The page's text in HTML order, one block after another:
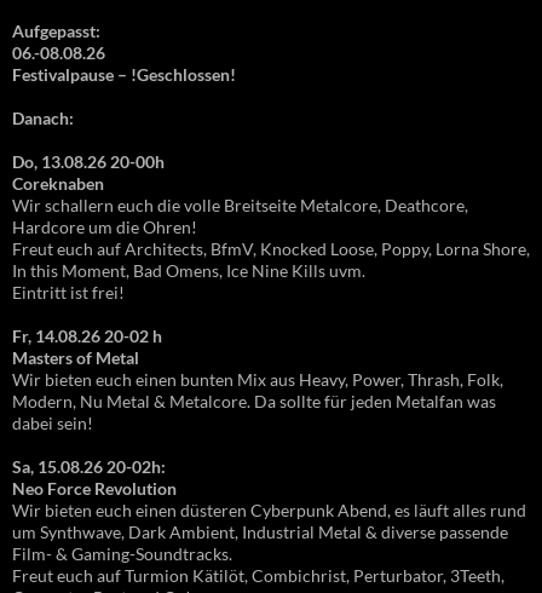
Aufgepasst:
06.-08.08.26
Festivalpause – !Geschlossen!
Danach:
Do, 13.08.26 20-00h
Coreknaben
Wir schallern euch die volle Breitseite Metalcore, Deathcore,
Hardcore um die Ohren!
Freut euch auf Architects, BfmV, Knocked Loose, Poppy, Lorna Shore,
In this Moment, Bad Omens, Ice Nine Kills uvm.
Eintritt ist frei!
Fr, 14.08.26 20-02 h
Masters of Metal
Wir bieten euch einen bunten Mix aus Heavy, Power, Thrash, Folk,
Modern, Nu Metal & Metalcore. Da sollte für jeden Metalfan was
dabei sein!
Sa, 15.08.26 20-02h:
Neo Force Revolution
Wir bieten euch einen düsteren Cyberpunk Abend, es läuft alles rund
um Synthwave, Dark Ambient, Industrial Metal & diverse passende
Film- & Gaming-Soundtracks.
Freut euch auf Turmion Kätilöt, Combichrist, Perturbator, 3Teeth,